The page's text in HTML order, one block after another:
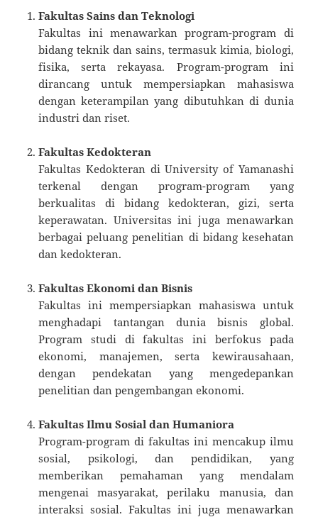
Fakultas Sains dan Teknologi
Fakultas ini menawarkan program-program di
bidang teknik dan sains, termasuk kimia, biologi,
fisika, serta rekayasa. Program-program ini
dirancang untuk mempersiapkan mahasiswa
dengan keterampilan yang dibutuhkan di dunia
industri dan riset.
Fakultas Kedokteran
Fakultas Kedokteran di University of Yamanashi
terkenal dengan program-program yang
berkualitas di bidang kedokteran, gizi, serta
keperawatan. Universitas ini juga menawarkan
berbagai peluang penelitian di bidang kesehatan
dan kedokteran.
Fakultas Ekonomi dan Bisnis
Fakultas ini mempersiapkan mahasiswa untuk
menghadapi tantangan dunia bisnis global.
Program studi di fakultas ini berfokus pada
ekonomi, manajemen, serta kewirausahaan,
dengan pendekatan yang mengedepankan
penelitian dan pengembangan ekonomi.
Fakultas Ilmu Sosial dan Humaniora
Program-program di fakultas ini mencakup ilmu
sosial, psikologi, dan pendidikan, yang
memberikan pemahaman yang mendalam
mengenai masyarakat, perilaku manusia, dan
interaksi sosial. Fakultas ini juga menawarkan